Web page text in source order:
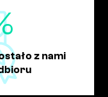
z nami